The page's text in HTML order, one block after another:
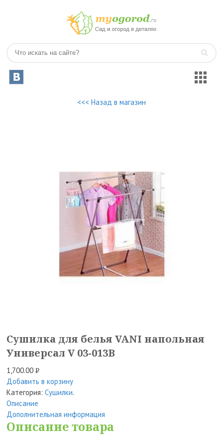
<<< Назад в магазин
Сушилка для белья VANI напольная
Универсал V 03-013B
1,700.00Р
УБ.
Добавить в корзину
Категория:Сушилки.
Описание
Дополнительная информация
Описание товара